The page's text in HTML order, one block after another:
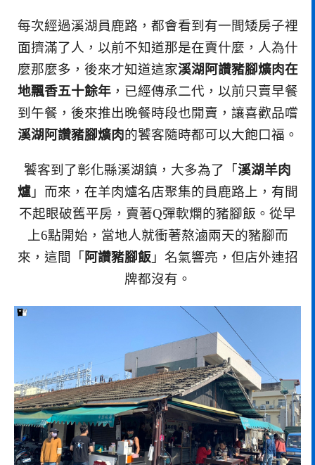
每次經過溪湖員鹿路，都會看到有一間矮房子裡
面擠滿了人，以前不知道那是在賣什麼，人為什
麼那麼多，後來才知道這家溪湖阿讚豬腳爌肉在
地飄香五十餘年，已經傳承二代，以前只賣早餐
到午餐，後來推出晚餐時段也開賣，讓喜歡品嚐
溪湖阿讚豬腳爌肉的饕客隨時都可以大飽口福。
饕客到了彰化縣溪湖鎮，大多為了「溪湖羊肉
爐」而來，在羊肉爐名店聚集的員鹿路上，有間
不起眼破舊平房，賣著Q彈軟爛的豬腳飯。從早
上6點開始，當地人就衝著熬滷兩天的豬腳而
來，這間「阿讚豬腳飯 」名氣響亮，但店外連招
牌都沒有。